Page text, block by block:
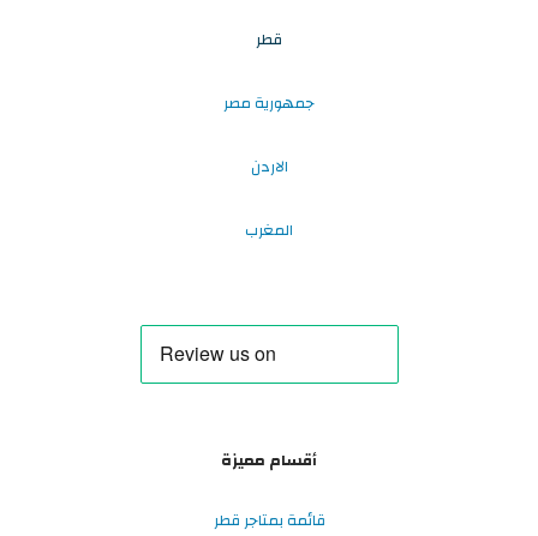
قطر
جمهورية مصر
الاردن
المغرب
أقسام مميزة
قائمة بمتاجر قطر